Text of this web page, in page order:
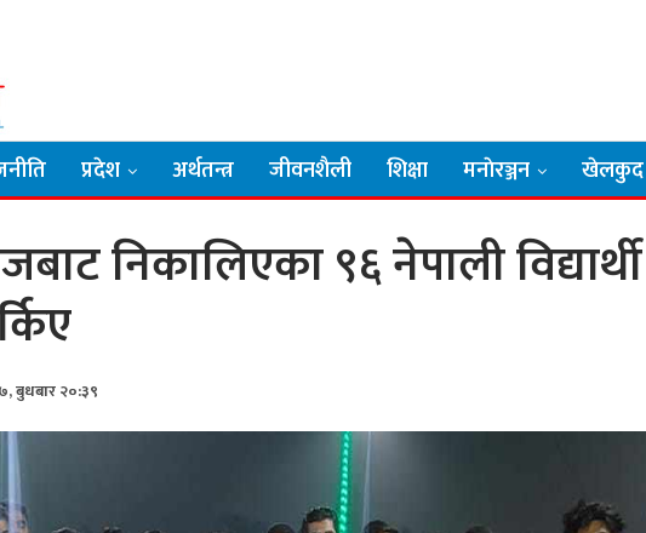
प्रदेश अर्थतन्त्र जीवनशैली शिक्षा मनाेरञ्जन खेलकुद
निकालिएका ९६ नेपाली विद्यार्थी
बुधबार २०:३९